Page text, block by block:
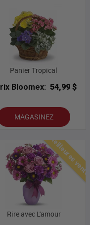
Panier Tropical
Bloomex: 54,99 $
MAGASINEZ
Meilleures
Rire avec L'amour